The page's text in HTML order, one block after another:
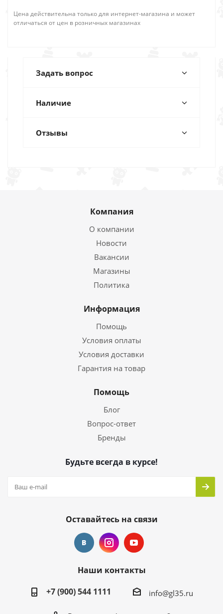
Цена действительна только для интернет-магазина и может
отличаться от цен в розничных магазинах
Задать вопрос
Наличие
Отзывы
Компания
О компании
Новости
Вакансии
Магазины
Политика
Информация
Помощь
Условия оплаты
Условия доставки
Гарантия на товар
Помощь
Блог
Вопрос-ответ
Бренды
Будьте всегда в курсе!
Оставайтесь на связи
Наши контакты
+7 (900) 544 1111
info@gl35.ru